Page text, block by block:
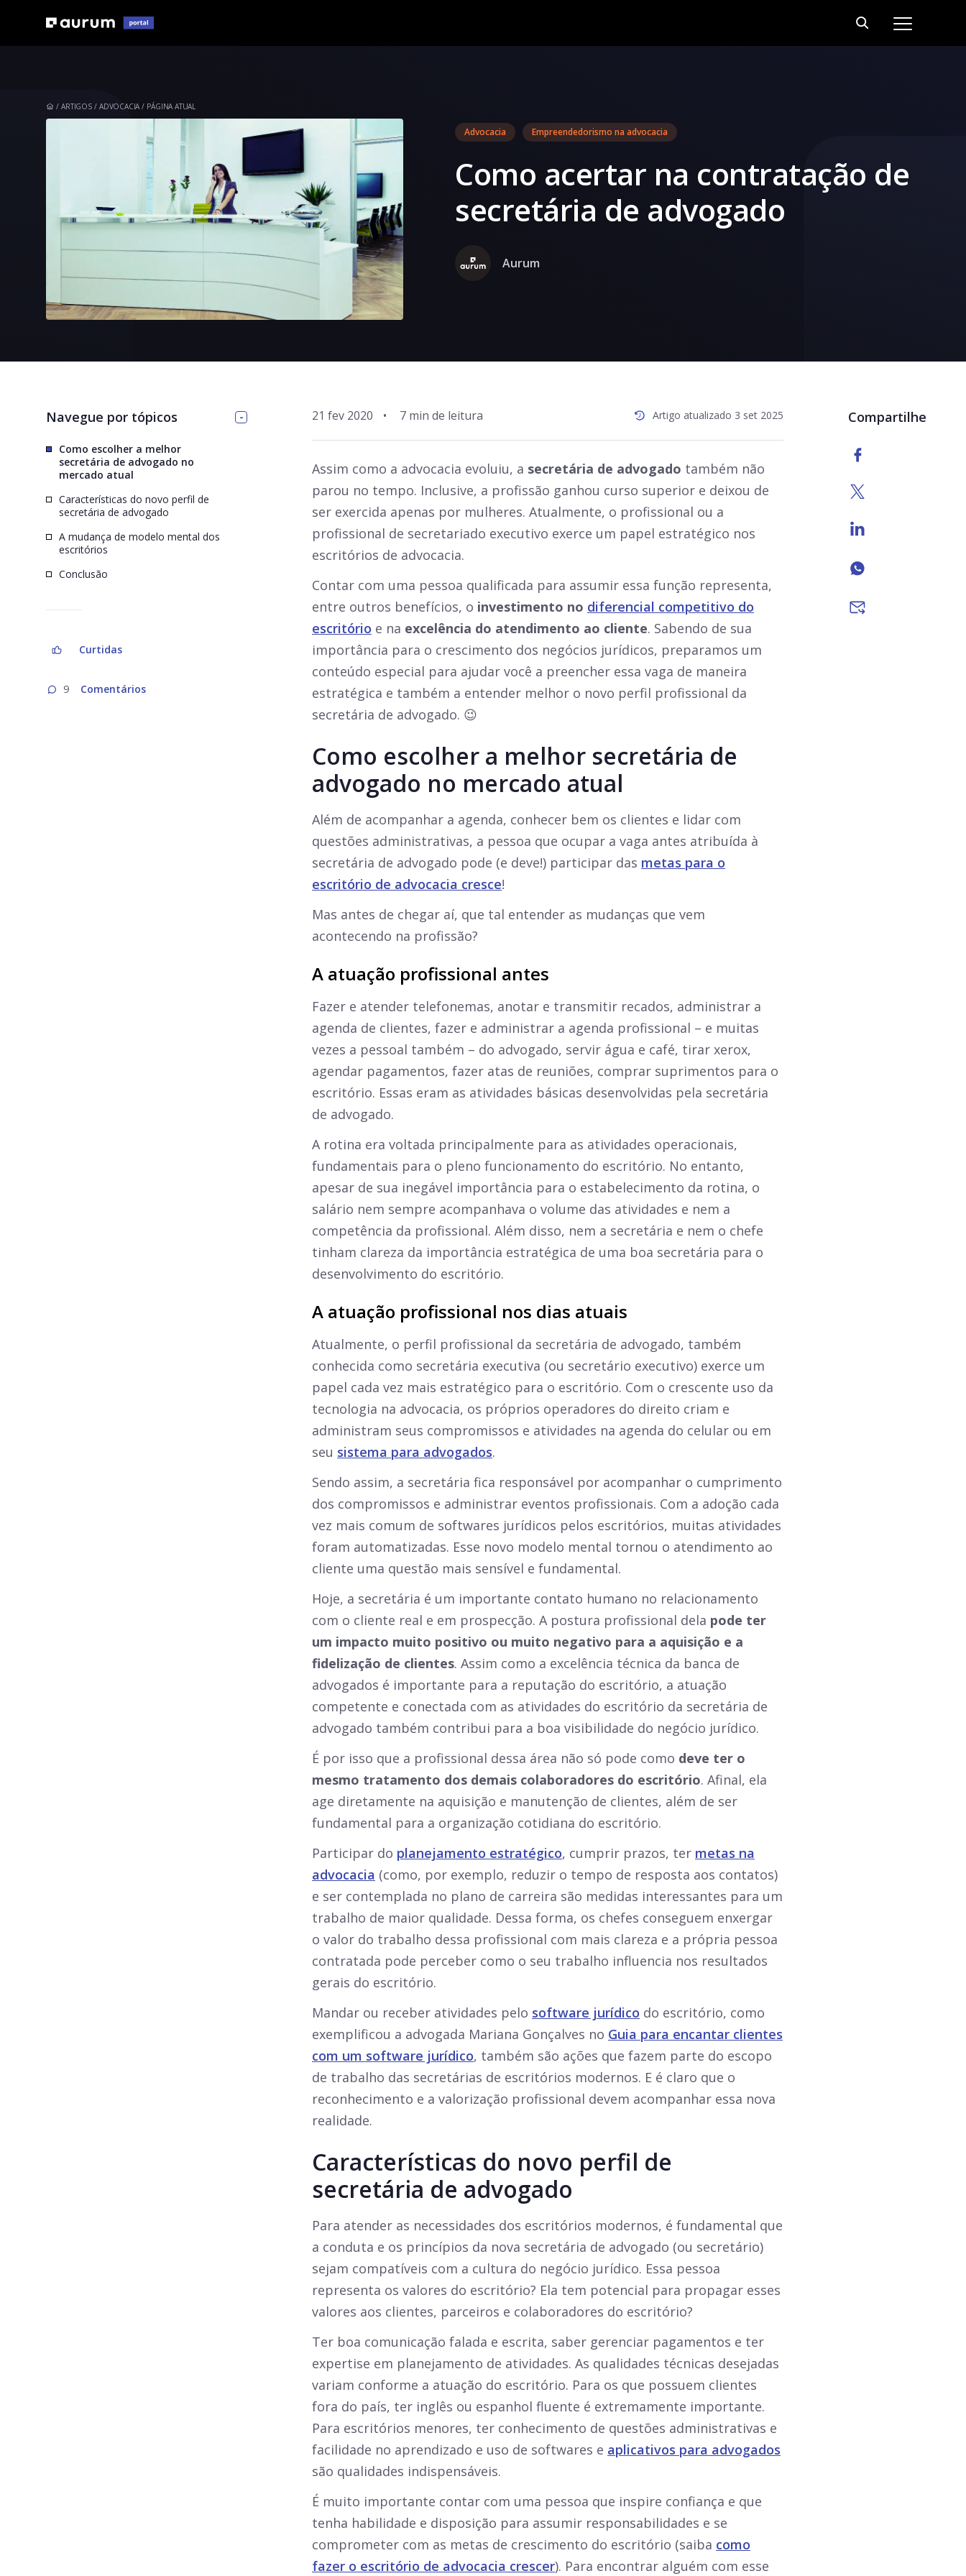
ARTIGOS ADVOCACIA PÁGINA ATUAL
Advocacia Empreendedorismo na advocacia
Como acertar na contratação de
secretária de advogado
Aurum
Navegue por tópicos
Como escolher a melhor
secretária de advogado no
mercado atual
Características do novo perfil de
secretária de advogado
A mudança de modelo mental dos
escritórios
Conclusão
Curtidas
9 Comentários
21 fev 2020 • Artigo atualizado 3 set 2025
Assim como a advocacia evoluiu, a secretária de advogado também não
parou no tempo. Inclusive, a profissão ganhou curso superior e deixou de
ser exercida apenas por mulheres. Atualmente, o profissional ou a
profissional de secretariado executivo exerce um papel estratégico nos
escritórios de advocacia.
Contar com uma pessoa qualificada para assumir essa função representa,
entre outros benefícios, o investimento no diferencial competitivo do
escritório e na excelência do atendimento ao cliente. Sabendo de sua
importância para o crescimento dos negócios jurídicos, preparamos um
conteúdo especial para ajudar você a preencher essa vaga de maneira
estratégica e também a entender melhor o novo perfil profissional da
secretária de advogado. 😉
Como escolher a melhor secretária de
advogado no mercado atual
Além de acompanhar a agenda, conhecer bem os clientes e lidar com
questões administrativas, a pessoa que ocupar a vaga antes atribuída à
secretária de advogado pode (e deve!) participar das metas para o
escritório de advocacia cresce!
Mas antes de chegar aí, que tal entender as mudanças que vem
acontecendo na profissão?
A atuação profissional antes
Fazer e atender telefonemas, anotar e transmitir recados, administrar a
agenda de clientes, fazer e administrar a agenda profissional – e muitas
vezes a pessoal também – do advogado, servir água e café, tirar xerox,
agendar pagamentos, fazer atas de reuniões, comprar suprimentos para o
escritório. Essas eram as atividades básicas desenvolvidas pela secretária
de advogado.
A rotina era voltada principalmente para as atividades operacionais,
fundamentais para o pleno funcionamento do escritório. No entanto,
apesar de sua inegável importância para o estabelecimento da rotina, o
salário nem sempre acompanhava o volume das atividades e nem a
competência da profissional. Além disso, nem a secretária e nem o chefe
tinham clareza da importância estratégica de uma boa secretária para o
desenvolvimento do escritório.
A atuação profissional nos dias atuais
Atualmente, o perfil profissional da secretária de advogado, também
conhecida como secretária executiva (ou secretário executivo) exerce um
papel cada vez mais estratégico para o escritório. Com o crescente uso da
tecnologia na advocacia, os próprios operadores do direito criam e
administram seus compromissos e atividades na agenda do celular ou em
seu sistema para advogados.
Sendo assim, a secretária fica responsável por acompanhar o cumprimento
dos compromissos e administrar eventos profissionais. Com a adoção cada
vez mais comum de softwares jurídicos pelos escritórios, muitas atividades
foram automatizadas. Esse novo modelo mental tornou o atendimento ao
cliente uma questão mais sensível e fundamental.
Hoje, a secretária é um importante contato humano no relacionamento
com o cliente real e em prospecção. A postura profissional dela pode ter
um impacto muito positivo ou muito negativo para a aquisição e a
fidelização de clientes. Assim como a excelência técnica da banca de
advogados é importante para a reputação do escritório, a atuação
competente e conectada com as atividades do escritório da secretária de
advogado também contribui para a boa visibilidade do negócio jurídico.
É por isso que a profissional dessa área não só pode como deve ter o
mesmo tratamento dos demais colaboradores do escritório. Afinal, ela
age diretamente na aquisição e manutenção de clientes, além de ser
fundamental para a organização cotidiana do escritório.
Participar do planejamento estratégico, cumprir prazos, ter metas na
advocacia (como, por exemplo, reduzir o tempo de resposta aos contatos)
e ser contemplada no plano de carreira são medidas interessantes para um
trabalho de maior qualidade. Dessa forma, os chefes conseguem enxergar
o valor do trabalho dessa profissional com mais clareza e a própria pessoa
contratada pode perceber como o seu trabalho influencia nos resultados
gerais do escritório.
Mandar ou receber atividades pelo software jurídico do escritório, como
exemplificou a advogada Mariana Gonçalves no Guia para encantar clientes
com um software jurídico, também são ações que fazem parte do escopo
de trabalho das secretárias de escritórios modernos. E é claro que o
reconhecimento e a valorização profissional devem acompanhar essa nova
realidade.
Características do novo perfil de
secretária de advogado
Para atender as necessidades dos escritórios modernos, é fundamental que
a conduta e os princípios da nova secretária de advogado (ou secretário)
sejam compatíveis com a cultura do negócio jurídico. Essa pessoa
representa os valores do escritório? Ela tem potencial para propagar esses
valores aos clientes, parceiros e colaboradores do escritório?
Ter boa comunicação falada e escrita, saber gerenciar pagamentos e ter
expertise em planejamento de atividades. As qualidades técnicas desejadas
variam conforme a atuação do escritório. Para os que possuem clientes
fora do país, ter inglês ou espanhol fluente é extremamente importante.
Para escritórios menores, ter conhecimento de questões administrativas e
facilidade no aprendizado e uso de softwares e aplicativos para advogados
são qualidades indispensáveis.
É muito importante contar com uma pessoa que inspire confiança e que
tenha habilidade e disposição para assumir responsabilidades e se
comprometer com as metas de crescimento do escritório (saiba como
fazer o escritório de advocacia crescer). Para encontrar alguém com esse
Compartilhe